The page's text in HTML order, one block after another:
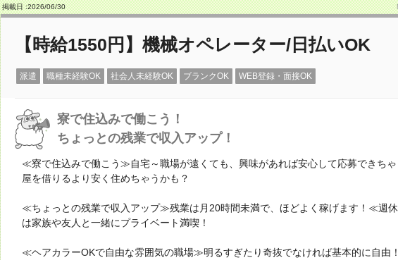
掲載日 :2026/06/30
【時給1550円】機械オペレーター/日払いOK
派遣 職種未経験OK 社会人未経験OK ブランクOK WEB登録・面接OK
寮で住込みで働こう！
ちょっとの残業で収入アップ！
≪寮で住込みで働こう≫自宅～職場が遠くても、興味があれば安心して応募できち
屋を借りるより安く住めちゃうかも？
≪ちょっとの残業で収入アップ≫残業は月20時間未満で、ほどよく稼げます！≪週
は家族や友人と一緒にプライベート満喫！
≪ヘアカラーOKで自由な雰囲気の職場≫明るすぎたり奇抜でなければ基本的に自由